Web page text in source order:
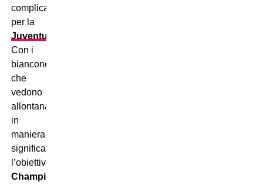
complicata
per la
Juventus
Con i
bianconeri
che
vedono
allontanarsi
in
maniera
significativa
l’obiettivo
Champions